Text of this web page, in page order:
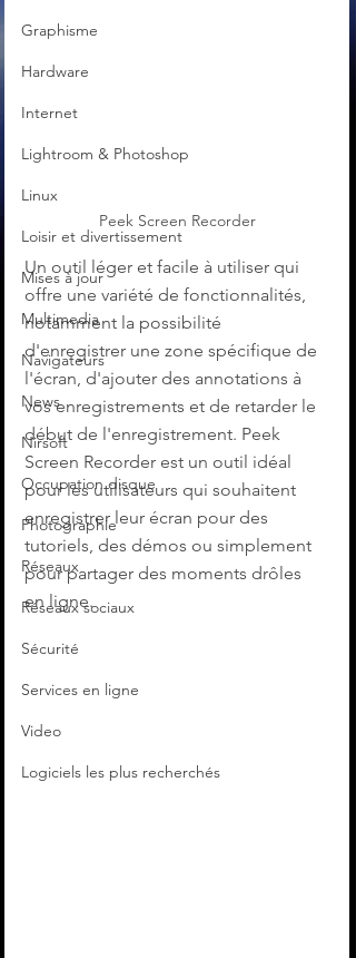
Graphisme
Hardware
Internet
Lightroom & Photoshop
Linux
Loisir et divertissement
Mises à jour
Multimedia
Navigateurs
News
Nirsoft
Occupation disque
Photographie
Réseaux
Réseaux sociaux
Sécurité
Services en ligne
Video
Logiciels les plus recherchés
Peek Screen Recorder
Un outil léger et facile à utiliser qui
offre une variété de fonctionnalités,
notamment la possibilité
d'enregistrer une zone spécifique de
l'écran, d'ajouter des annotations à
vos enregistrements et de retarder le
début de l'enregistrement. Peek
Screen Recorder est un outil idéal
pour les utilisateurs qui souhaitent
enregistrer leur écran pour des
tutoriels, des démos ou simplement
pour partager des moments drôles
en ligne.